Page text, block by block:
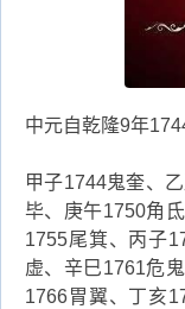
中元自乾隆9年
甲子1744鬼奎、
毕、庚午1750角
1755尾箕、丙子
虚、辛巳1761危
1766胃翼、丁亥